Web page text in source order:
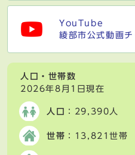
YouTube
綾部市公式動画
人口・世帯数
2026年8月1日現在
人口 ：29,390人
世帯 ：13,821世帯